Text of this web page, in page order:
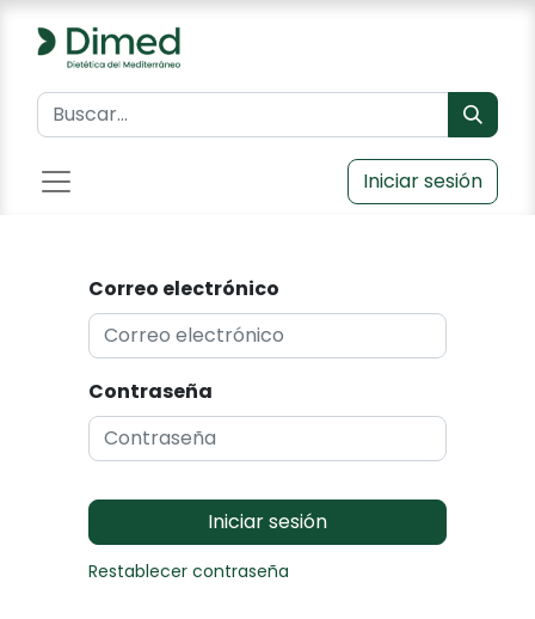
Iniciar sesión
Correo electrónico
Contraseña
Iniciar sesión
Restablecer contraseña